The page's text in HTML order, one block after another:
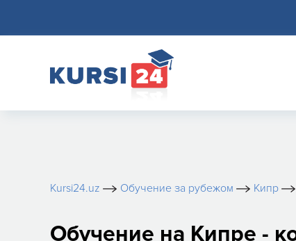
Kursi24.uz Обучение за рубежом Кипр
Обучение на Кипре -